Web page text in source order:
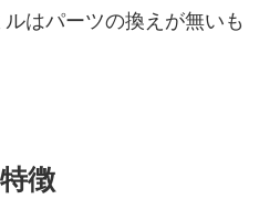
はパーツの換えが無いも
徴